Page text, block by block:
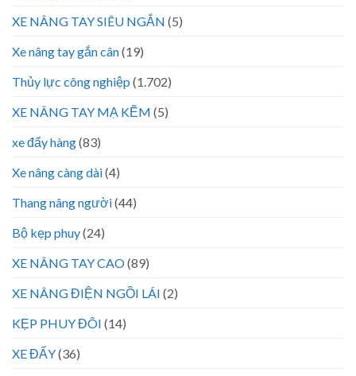
XE NÂNG TAY SIÊU NGẮN (5)
Xe nâng tay gắn cân(19)
Thủy lực công nghiệp (1.702)
XE NÂNG TAY MẠ KẼM (5)
xe đẩy hàng(83)
Xe nâng càng dài(4)
Thang nâng người(44)
Bộ kẹp phuy(24)
XE NÂNG TAY CAO(89)
XE NÂNG ĐIỆN NGỒI LÁI (2)
KẸP PHUY ĐÔI (14)
XE ĐẨY(36)